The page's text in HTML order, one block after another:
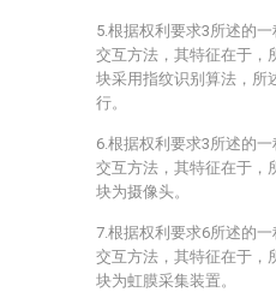
5.根据权利要求3所述的
交互方法，其特征在于，
块采用指纹识别算法，所
行。
6.根据权利要求3所述的
交互方法，其特征在于，
块为摄像头。
7.根据权利要求6所述的
交互方法，其特征在于，
块为虹膜采集装置。